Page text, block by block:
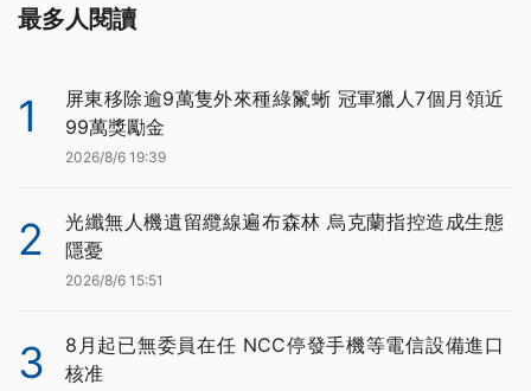
最多人閱讀
1
屏東移除逾9萬隻外來種綠鬣蜥 冠軍獵人7個月領近
99萬獎勵金
2026/8/6 19:39
2
光纖無人機遺留纜線遍布森林 烏克蘭指控造成生態
隱憂
2026/8/6 15:51
3
8月起已無委員在任 NCC停發手機等電信設備進口
核准